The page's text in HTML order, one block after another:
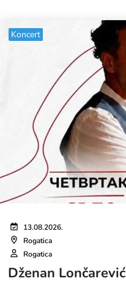
Koncert
13.08.2026.
Rogatica
Rogatica
Dženan Lončarević